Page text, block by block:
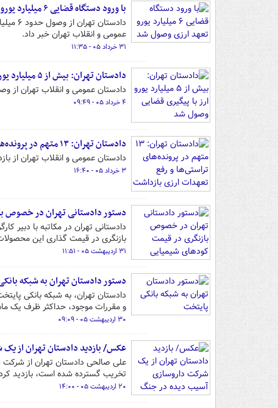
با ورود دستگاه قضایی ۶ میلیارد یورو تعهد ارزی وصول شد
عمومی و انقلاب تهران خبر داد.
۳۱ خرداد ۰۵ - ۱۱:۳۵
دادستان تهران: بیش از ۵ میلیارد یورو ارز با پیگیری قضایی وصول شد
دادستان عمومی و انقلاب تهران از وصول بیش از ۵ میلیارد یورو
۴ خرداد ۰۵ - ۰۹:۴۹
دادستان تهران: ۱۳ متهم در پرونده‌های تراستی‌ها و رفع تعهدات ارزی بازداشت شده‌اند
دادستان عمومی و انقلاب تهران از بازداشت بیش از ۱۳ نفر در پرونده‌های
۳ خرداد ۰۵ - ۱۶:۴۰
دستور دادستانی تهران در خصوص
دادستانی تهران در مکاتبه با دبیر
بازنگری در قیمت گذاری این
۳۱ اردیبهشت ۰۵ - ۱۱:۵۱
دستور دادستان تهران به شبکه
دادستان تهران، به شبکه بانکی
و مقررات موجود، حداکثر ظرف یک
۳۰ اردیبهشت ۰۵ - ۰۹:۰۹
عکس/ بازدید دادستان تهران از
علی صالحی دادستان تهران از شرکت
تخریب گسترده شده است، بازدید
۲۰ اردیبهشت ۰۵ - ۱۴:۰۰